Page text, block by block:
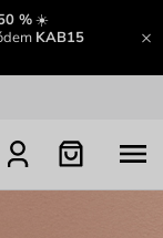
%☀️
KAB15